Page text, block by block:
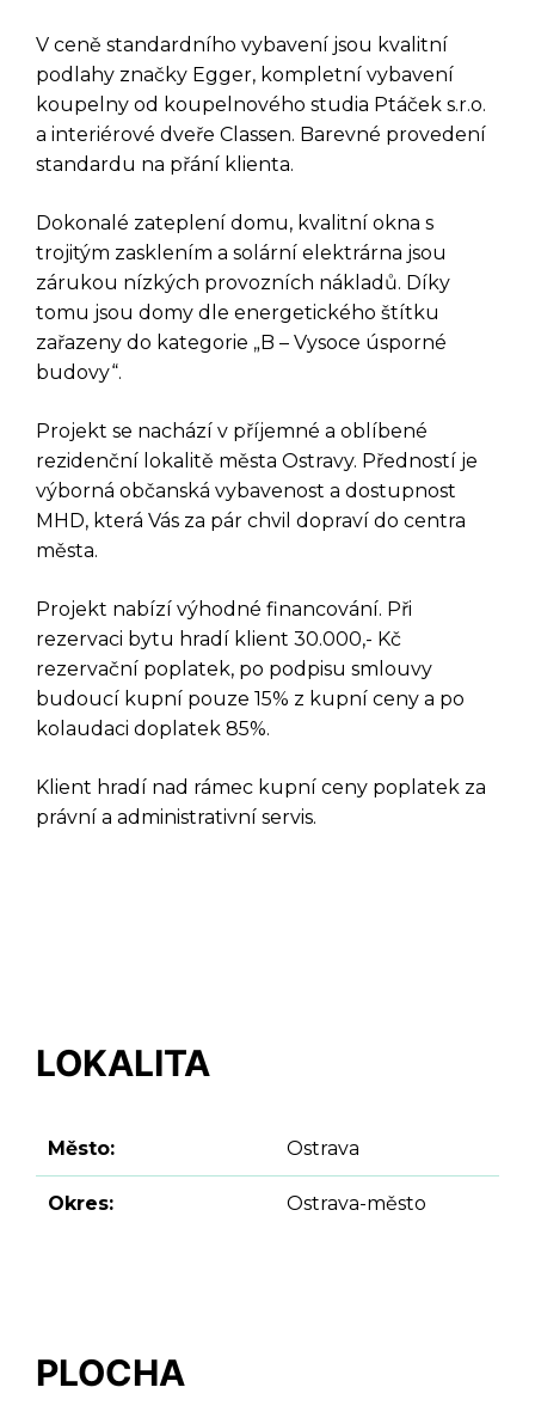
V ceně standardního vybavení jsou kvalitní
podlahy značky Egger, kompletní vybavení
koupelny od koupelnového studia Ptáček s.r.o.
a interiérové dveře Classen. Barevné provedení
standardu na přání klienta.
Dokonalé zateplení domu, kvalitní okna s
trojitým zasklením a solární elektrárna jsou
zárukou nízkých provozních nákladů. Díky
tomu jsou domy dle energetického štítku
zařazeny do kategorie „B – Vysoce úsporné
budovy“.
Projekt se nachází v příjemné a oblíbené
rezidenční lokalitě města Ostravy. Předností je
výborná občanská vybavenost a dostupnost
MHD, která Vás za pár chvil dopraví do centra
města.
Projekt nabízí výhodné financování. Při
rezervaci bytu hradí klient 30.000,- Kč
rezervační poplatek, po podpisu smlouvy
budoucí kupní pouze 15% z kupní ceny a po
kolaudaci doplatek 85%.
Klient hradí nad rámec kupní ceny poplatek za
právní a administrativní servis.
LOKALITA
Město: Ostrava
Okres: Ostrava-město
PLOCHA
DOTAZ K TÉTO
NEMOVITOSTI